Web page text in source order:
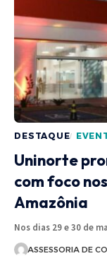
DESTAQUE
Uninorte
com foco
Amazônia
Nos dias 29 e 30 de
ASSESSORIA DE